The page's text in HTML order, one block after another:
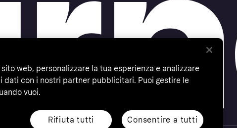
web, personalizzare la tua esperienza e analizzare
dati con i nostri partner pubblicitari. Puoi gestire le
vuoi.
Rifiuta tutti Consentire a tutti